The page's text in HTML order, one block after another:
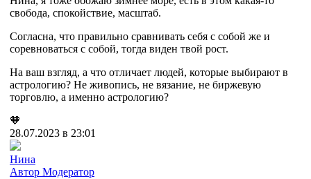
свобода, спокойствие, масштаб.
Согласна, что правильно сравнивать себя с собой же и
соревноваться с собой, тогда виден твой рост.
На ваш взгляд, а что отличает людей, которые выбирают в
астрологию? Не живопись, не вязание, не биржевую
торговлю, а именно астрологию?
🧡
28.07.2023 в 23:01
Нина
Автор Модератор